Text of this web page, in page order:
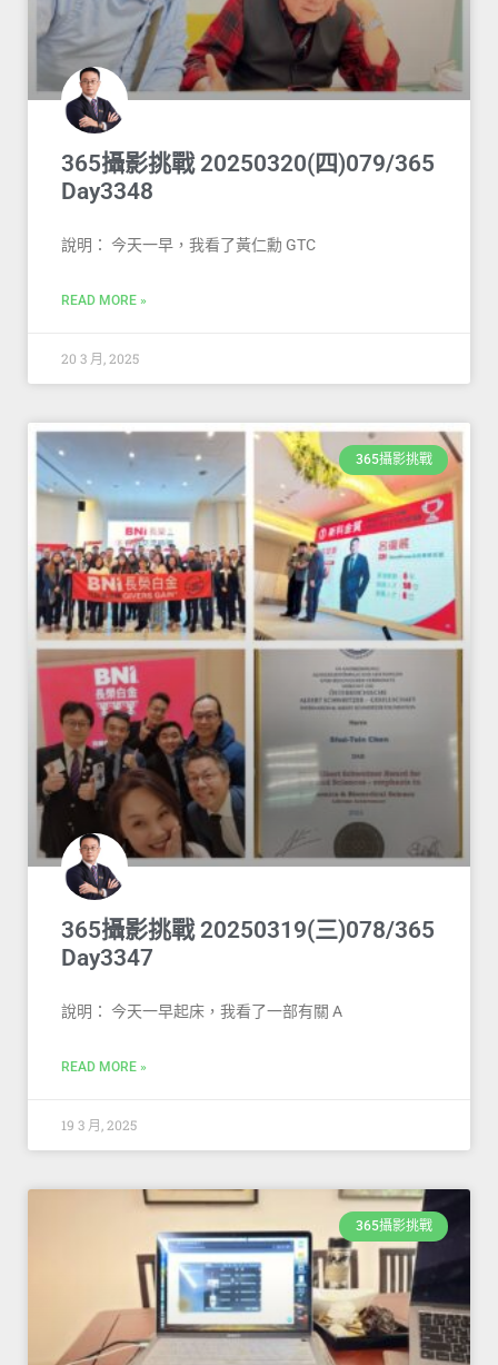
365攝影挑戰 20250320(四)079/365
Day3348
說明： 今天一早，我看了黃仁勳 GTC
READ MORE »
20 3 月, 2025
365攝影挑戰
365攝影挑戰 20250319(三)078/365
Day3347
說明： 今天一早起床，我看了一部有關 A
READ MORE »
19 3 月, 2025
365攝影挑戰